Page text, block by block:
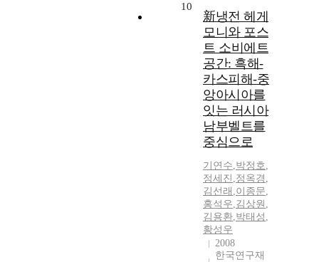
10
新냉전 헤게
모니와 포스
트 소비에트
공간: 흑해-
카스피해-중
앙아시아를
잇는 러시아
남부벨트를
중심으로
기연수,박정호,
정세진 ,정옥경 ,
김선래 ,이종문,
홍석우,김상원 ,
김용환,박태성 ,
황성우
2008
한국연구재